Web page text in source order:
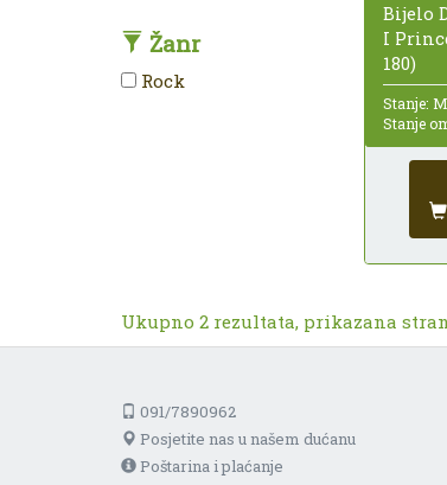
Žanr
Rock
Bijelo
I
180)
Stanje:
Stanje
Ukupno 2 rezultata, prikazana
091/7890962
Posjetite nas u našem dućanu
Poštarina i plaćanje